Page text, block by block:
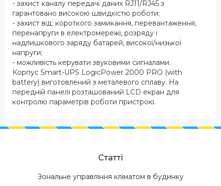
- захист каналу передачі даних RJ11/RJ45 з
гарантовано високою швидкістю роботи;
- захист від: короткого замикання, перевантаження,
перенапруги в електромережі, розряду і
надлишкового заряду батарей, високої/низької
напруги;
- можливість керувати звуковими сигналами.
Корпус Smart-UPS LogicPower 2000 PRO (with
battery) виготовлений з металевого сплаву. На
передній панелі розташований LCD екран для
контролю параметрів роботи пристрою.
Статті
Зональне управління кліматом в будинку